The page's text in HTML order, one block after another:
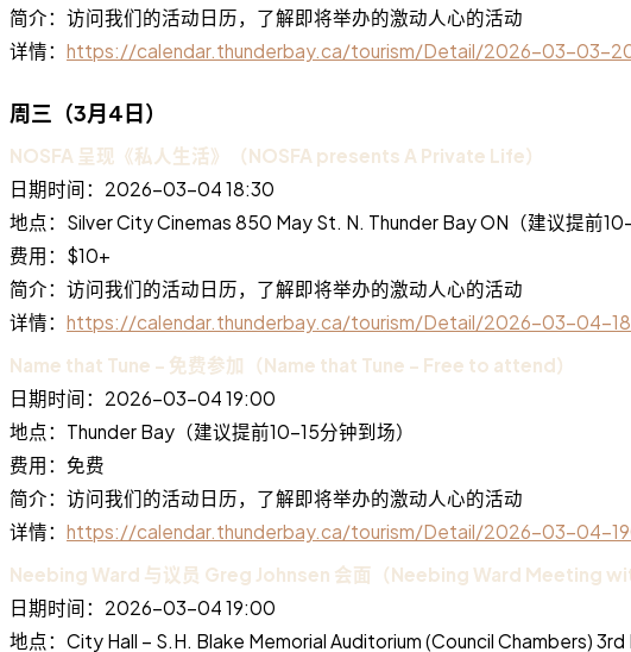
简介：访问我们的活动日历，了解即将举办的激动人心的活动
详情： https://calendar.thunderbay.ca/tourism/Detail/2026-03-03-
周三（3月4日）
NOSFA 呈现《私人生活》（NOSFA presents A Private Life）
日期时间：2026-03-04 18:30
地点：Silver City Cinemas 850 May St. N. Thunder Bay ON（建议提前10-
费用：$10+
简介：访问我们的活动日历，了解即将举办的激动人心的活动
详情： https://calendar.thunderbay.ca/tourism/Detail/2026-03-04-
Name that Tune - 免费参加（Name that Tune - Free to attend）
日期时间：2026-03-04 19:00
地点：Thunder Bay（建议提前10-15分钟到场）
费用：免费
简介：访问我们的活动日历，了解即将举办的激动人心的活动
详情： https://calendar.thunderbay.ca/tourism/Detail/2026-03-04-
Neebing Ward 与议员 Greg Johnsen 会面（Neebing Ward Meeting
日期时间：2026-03-04 19:00
地点：City Hall – S.H. Blake Memorial Auditorium (Council Chambers)